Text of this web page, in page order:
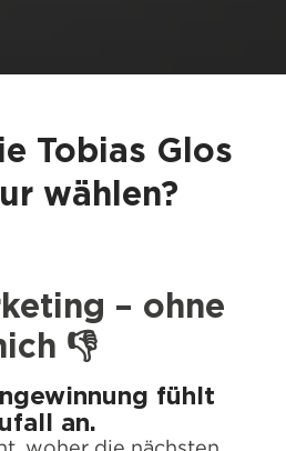
Tobias Glos
wählen?
– ohne
👎
fühlt
an.